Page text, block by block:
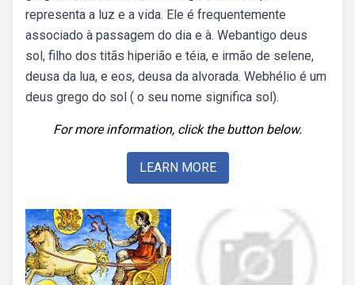
representa a luz e a vida. Ele é frequentemente
associado à passagem do dia e à. Webantigo deus
sol, filho dos titãs hiperião e téia, e irmão de selene,
deusa da lua, e eos, deusa da alvorada. Webhélio é um
deus grego do sol ( o seu nome significa sol).
For more information, click the button below.
LEARN MORE